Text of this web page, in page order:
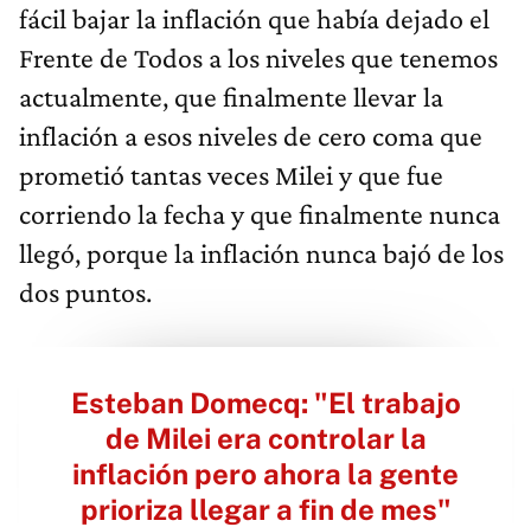
fácil bajar la inflación que había dejado el
Frente de Todos a los niveles que tenemos
actualmente, que finalmente llevar la
inflación a esos niveles de cero coma que
prometió tantas veces Milei y que fue
corriendo la fecha y que finalmente nunca
llegó, porque la inflación nunca bajó de los
dos puntos.
Esteban Domecq: "El trabajo
de Milei era controlar la
inflación pero ahora la gente
prioriza llegar a fin de mes"